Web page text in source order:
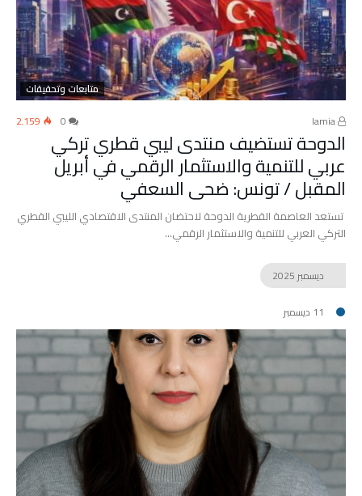
متابعات وتحقيقات
2٬159
الدوحة تستضيف منتدى ليبي قطري تركي
عربي للتنمية والاستثمار الرقمي في أبريل
المقبل / تونس: ضحى السعفي
تستعد العاصمة القطرية الدوحة لاحتضان المنتدى الاقتصادي الليبي القطري
التركي العربي للتنمية والاستثمار الرقمي…
ديسمبر2025
11 ديسمبر